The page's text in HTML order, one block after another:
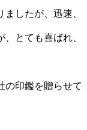
したが、迅速、
とても喜ばれ、
の印鑑を贈らせて